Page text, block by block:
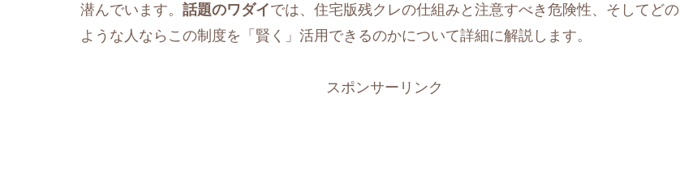
潜んでいます。 話題のワダイでは、住宅版残クレの仕組みと注意すべき危険性、そしてどの
ような人ならこの制度を「賢く」活用できるのかについて詳細に解説します。
スポンサーリンク